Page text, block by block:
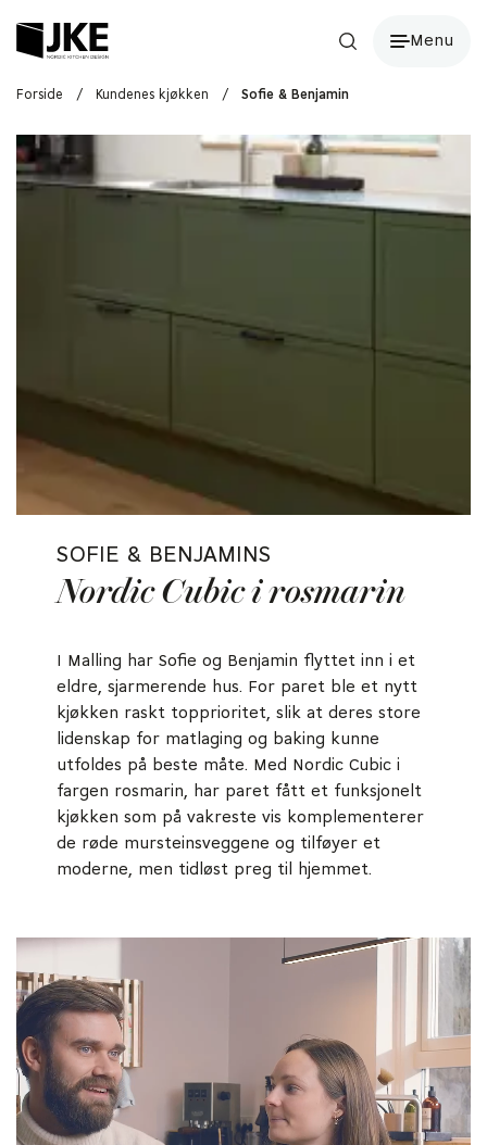
Menu
Forside / Kundenes kjøkken / Sofie & Benjamin
SOFIE & BENJAMINS
Nordic Cubic i rosmarin
I Malling har Sofie og Benjamin flyttet inn i et
eldre, sjarmerende hus. For paret ble et nytt
kjøkken raskt topprioritet, slik at deres store
lidenskap for matlaging og baking kunne
utfoldes på beste måte. Med Nordic Cubic i
fargen rosmarin, har paret fått et funksjonelt
kjøkken som på vakreste vis komplementerer
de røde mursteinsveggene og tilføyer et
moderne, men tidløst preg til hjemmet.